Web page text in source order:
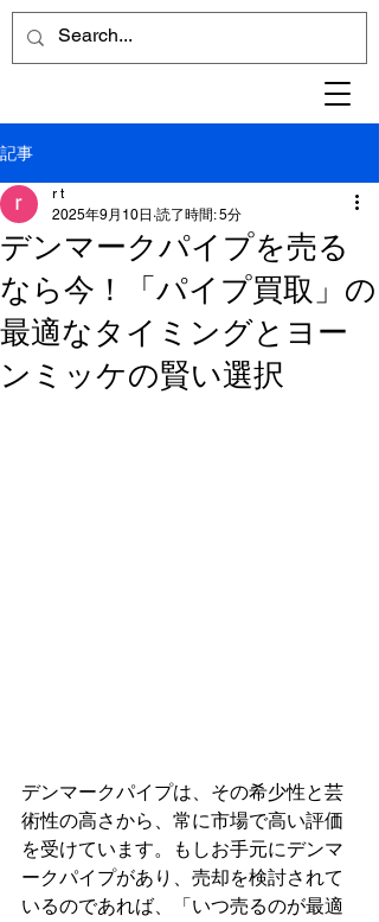
記事
デンマークパイプを売る
なら今！「パイプ買取」の
最適なタイミングとヨー
ンミッケの賢い選択
r t
2025年9月10日 読了時間: 5分
デンマークパイプは、その希少性と芸
術性の高さから、常に市場で高い評価
を受けています。もしお手元にデンマ
ークパイプがあり、売却を検討されて
いるのであれば、「いつ売るのが最適